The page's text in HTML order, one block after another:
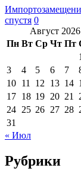
спустя 0
Август 2026
Пн Вт Ср Чт Пт
1
3
4 5 6 7
10 11 12 13 14
17 18 19 20 21
24 25 26 27 28
31
« Июл
Рубрики